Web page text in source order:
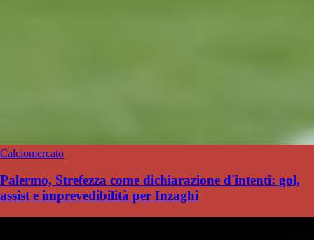
Calciomercato
Palermo, Strefezza come dichiarazione d'intenti: gol,
assist e imprevedibilità per Inzaghi